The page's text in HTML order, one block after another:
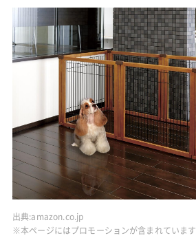
出典:amazon.co.jp
※本ページにはプロモーションが含まれています